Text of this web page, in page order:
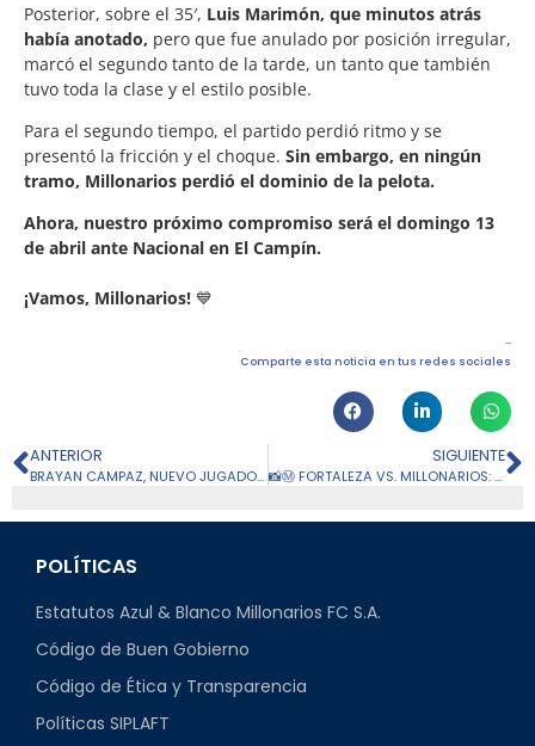
Posterior, sobre el 35′, Luis Marimón, que minutos atrás
había anotado, pero que fue anulado por posición irregular,
marcó el segundo tanto de la tarde, un tanto que también
tuvo toda la clase y el estilo posible.
Para el segundo tiempo, el partido perdió ritmo y se
presentó la fricción y el choque. Sin embargo, en ningún
tramo, Millonarios perdió el dominio de la pelota.
Ahora, nuestro próximo compromiso será el domingo 13
de abril ante Nacional en El Campín.
¡Vamos, Millonarios! 💙
Comparte esta noticia en tus redes sociales
ANTERIOR
BRAYAN CAMPAZ, NUEVO JUGADOR DE REAL MONARCHS
SIGUIENTE
📸Ⓜ️ FORTALEZA VS. MILLONARIOS: POSTALES DE LOS 3 PUNTOS
POLÍTICAS
Estatutos Azul & Blanco Millonarios FC S.A.
Código de Buen Gobierno
Código de Ética y Transparencia
Políticas SIPLAFT